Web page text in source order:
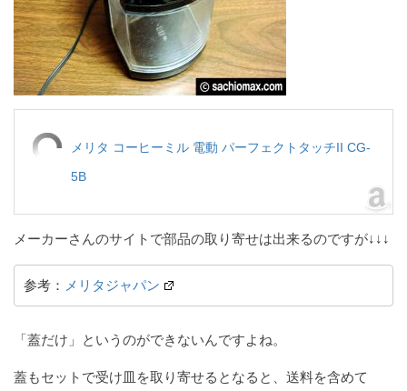
メリタ コーヒーミル 電動 パーフェクトタッチII CG-
5B
メーカーさんのサイトで部品の取り寄せは出来るのですが↓↓↓
参考： メリタジャパン
「蓋だけ」というのができないんですよね。
蓋もセットで受け皿を取り寄せるとなると、送料を含めて